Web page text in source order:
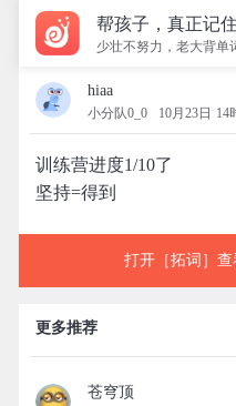
帮孩子，真正记
少壮不努力，老大背单
hiaa
小分队0_0 10月23日 14
训练营进度1/10了
坚持=得到
打开［拓词］
更多推荐
苍穹顶